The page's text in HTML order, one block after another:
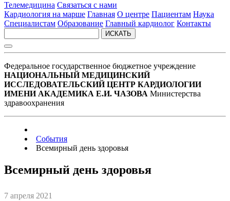
Телемедицина Связаться с нами
Кардиология на марше Главная О центре Пациентам Наука
Специалистам Образование Главный кардиолог Контакты
ИСКАТЬ
Федеральное государственное бюджетное учреждение
НАЦИОНАЛЬНЫЙ МЕДИЦИНСКИЙ
ИССЛЕДОВАТЕЛЬСКИЙ ЦЕНТР КАРДИОЛОГИИ
ИМЕНИ АКАДЕМИКА Е.И. ЧАЗОВА Министерства
здравоохранения
События
Всемирный день здоровья
Всемирный день здоровья
7 апреля 2021